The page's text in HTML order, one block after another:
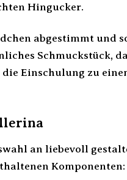
Hingucker.
abgestimmt und
Schmuckstück,
Einschulung zu
an liebevoll
Komponenten: